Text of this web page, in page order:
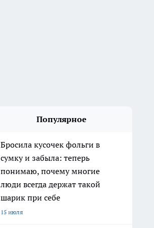
Популярное
Бросила кусочек фольги в
сумку и забыла: теперь
понимаю, почему многие
люди всегда держат такой
шарик при себе
15 июля